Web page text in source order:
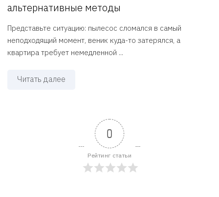
альтернативные методы
Представьте ситуацию: пылесос сломался в самый
неподходящий момент, веник куда-то затерялся, а
квартира требует немедленной ...
Читать далее
0
Рейтинг статьи